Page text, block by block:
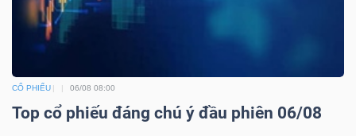
CỔ PHIẾU 06/08 08:00
Top cổ phiếu đáng chú ý đầu phiên 06/08